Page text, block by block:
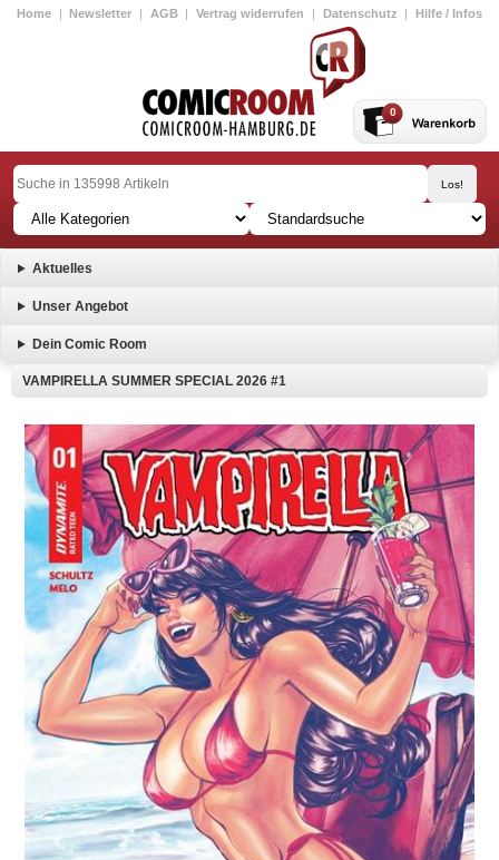
Home | Newsletter | AGB | Vertrag widerrufen | Datenschutz | Hilfe / Infos
0
Aktuelles
Unser Angebot
Dein Comic Room
VAMPIRELLA SUMMER SPECIAL 2026 #1